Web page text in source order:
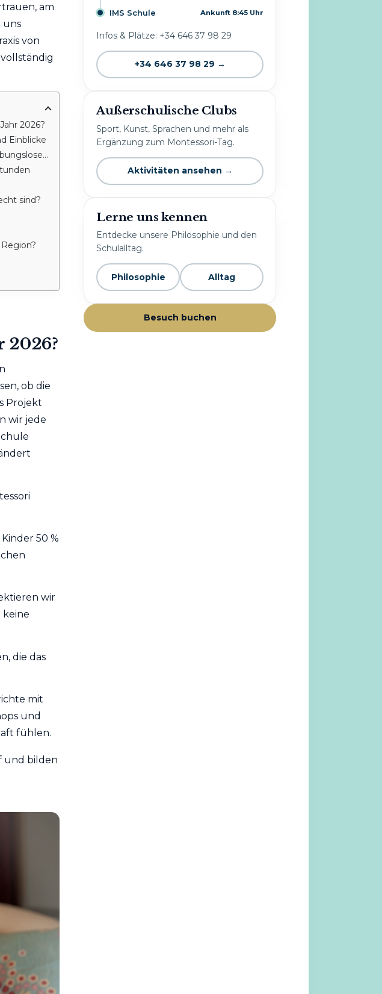
am
uns
von
2026?
Einblicke
Ablauf
sind?
2026?
ob die
Projekt
wir jede
50 %
wir
keine
die das
mit
und
fühlen.
und bilden
IMS Schule
Ankunft 8:45 Uhr
Infos & Plätze: +34 646 37 98 29
+34 646 37 98 29 →
Außerschulische Clubs
Sport, Kunst, Sprachen und mehr als
Ergänzung zum Montessori-Tag.
Aktivitäten ansehen →
Lerne uns kennen
Entdecke unsere Philosophie und den
Schulalltag.
Philosophie Alltag
Besuch buchen